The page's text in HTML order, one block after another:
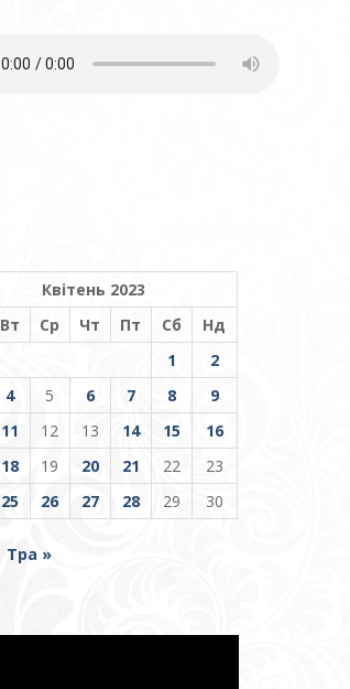
Квітень 2023
Вт Ср Чт Пт Сб
Нд
1
2
4 5 6 7 8
9
11 12 13 14 15
16
18 19 20 21 22
23
25 26 27 28 29 30
Тра »